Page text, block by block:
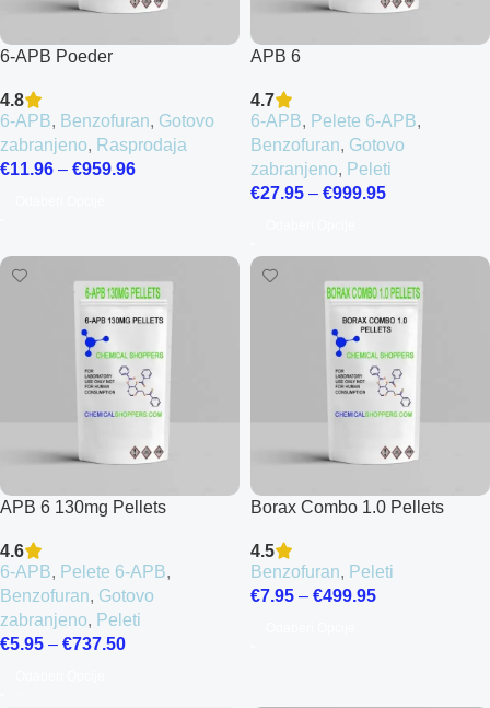
6-APB Poeder
4.8
6-APB, Benzofuran, Gotovo
zabranjeno, Rasprodaja
€11.96 – €959.96
APB 6
4.7
6-APB, Pelete 6-APB,
Benzofuran, Gotovo
zabranjeno, Peleti
€27.95 – €999.95
APB 6 130mg Pellets
4.6
6-APB, Pelete 6-APB,
Benzofuran, Gotovo
zabranjeno, Peleti
€5.95 – €737.50
Borax Combo 1.0 Pellets
4.5
Benzofuran, Peleti
€7.95 – €499.95